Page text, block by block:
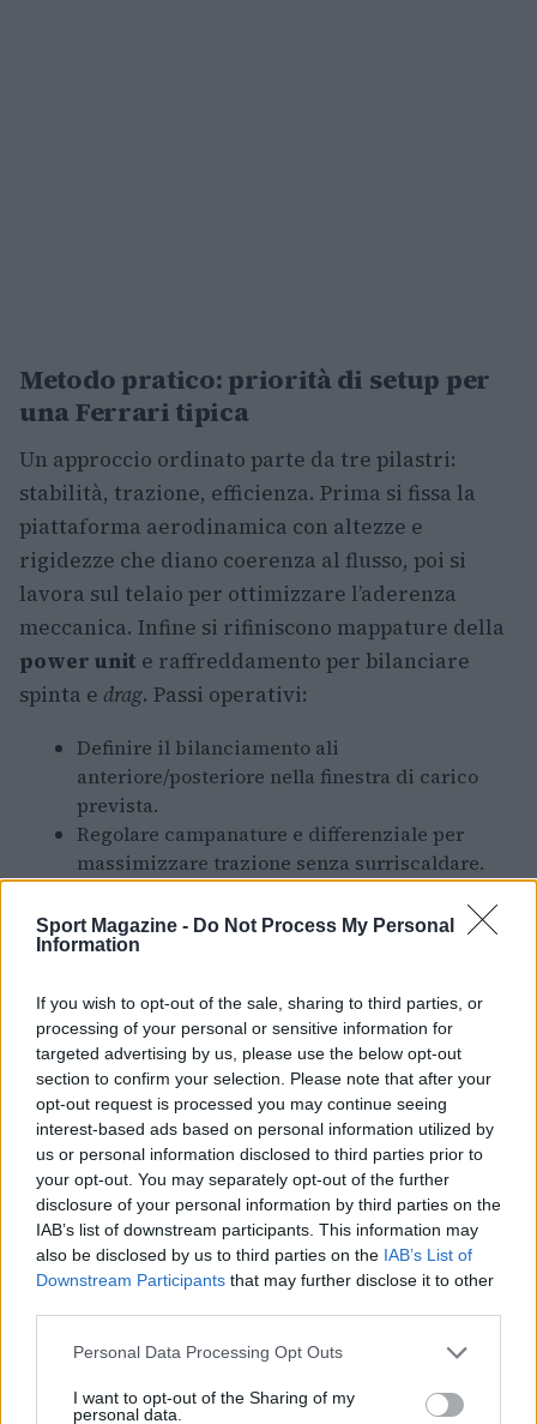
Sport Magazine - Do Not Process My Personal
Information
If you wish to opt-out of the sale, sharing to third parties, or
processing of your personal or sensitive information for
targeted advertising by us, please use the below opt-out
section to confirm your selection. Please note that after your
opt-out request is processed you may continue seeing
interest-based ads based on personal information utilized by
us or personal information disclosed to third parties prior to
your opt-out. You may separately opt-out of the further
disclosure of your personal information by third parties on the
IAB’s list of downstream participants. This information may
also be disclosed by us to third parties on the IAB’s List of
Downstream Participants that may further disclose it to other
Please note that this website/app uses one or more Google
not limited to your visit or usage behaviour. You may click to
Personal Data Processing Opt Outs
I want to opt-out of the Sharing of my
personal data.
Metodo pratico: priorità di setup per
una Ferrari tipica
Un approccio ordinato parte da tre pilastri:
stabilità, trazione, efficienza. Prima si fissa la
piattaforma aerodinamica con altezze e
rigidezze che diano coerenza al flusso, poi si
lavora sul telaio per ottimizzare l’aderenza
meccanica. Infine si rifiniscono mappature della
power unit e raffreddamento per bilanciare
spinta e drag. Passi operativi:
Definire il bilanciamento ali
anteriore/posteriore nella finestra di carico
prevista.
Regolare campanature e differenziale per
massimizzare trazione senza surriscaldare.
consumo e gestione ERS in gara.
Ottimizzare aperture di raffreddamento per
minima resistenza.
Eccezioni e casi particolari
Alcune condizioni alterano le priorità. L’altitudine
riduce la densità dell’aria: cala la resistenza ma
cambia l’efficacia aerodinamica e il
raffreddamento, costringendo ad adattare
carichi e prese d’aria. Il vento laterale può
destabilizzare la piattaforma, rendendo
preferibile unassettomeno estremo.
Temperature molto basse richiedono lavoro
extra per portare i pneumatici nella finestra,
anche a costo di più
temperature elevate